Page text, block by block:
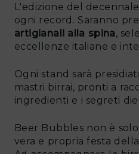
L'edizione del
ogni record. Saranno
artigianali alla spina,
eccellenze italiane e
Ogni stand sarà
mastri birrai, pronti a
ingredienti e i segreti
Beer Bubbles non è
vera e propria festa